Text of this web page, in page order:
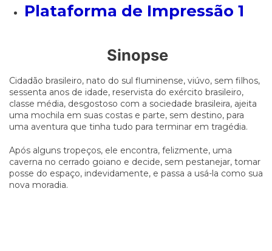
Plataforma de Impressão 1
Sinopse
Cidadão brasileiro, nato do sul fluminense, viúvo, sem filhos,
sessenta anos de idade, reservista do exército brasileiro,
classe média, desgostoso com a sociedade brasileira, ajeita
uma mochila em suas costas e parte, sem destino, para
uma aventura que tinha tudo para terminar em tragédia.
Após alguns tropeços, ele encontra, felizmente, uma
caverna no cerrado goiano e decide, sem pestanejar, tomar
posse do espaço, indevidamente, e passa a usá-la como sua
nova moradia.